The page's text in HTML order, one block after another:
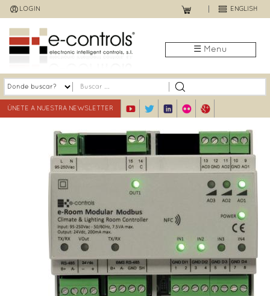
Jump
to
navigation
LOGIN ENGLISH
☰ Menu
ÚNETE A NUESTRA NEWSLETTER